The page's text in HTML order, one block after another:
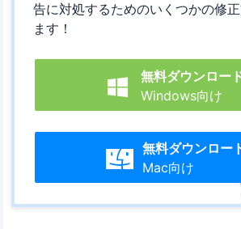
告に対処するためのいくつかの修
ます！

無料ダウンロー
Windows向け

無料ダウンロー
Mac向け